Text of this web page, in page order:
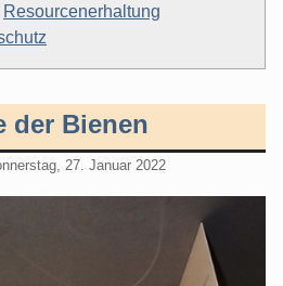
Resourcenerhaltung
der Bienen
27. Januar 2022